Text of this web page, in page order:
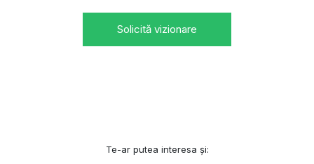
Solicită vizionare
Te-ar putea interesa și: